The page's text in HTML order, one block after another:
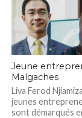
Jeune
Malgaches
Liva Ferod
jeunes
sont démarqués